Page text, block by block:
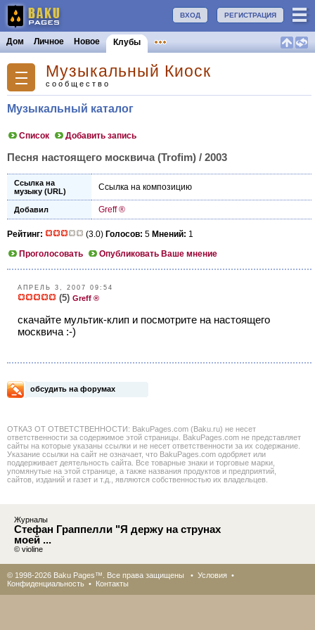
РЕГИСТРАЦИЯ
ВХОД
Дом Личное Новое Клубы
Музыкальный Киоск
сообщество
Музыкальный каталог
Список Добавить запись
Песня настоящего москвича (Trofim) / 2003
Ссылка на
музыку (URL)
Ссылка на композицию
Добавил Greff ®
Рейтинг: (3.0) Голосов: 5 Мнений: 1
Проголосовать
Опубликовать Ваше мнение
АПРЕЛЬ 3, 2007 09:54
(5) Greff ®
скачайте мультик-клип и посмотрите на настоящего
москвича :-)
обсудить на форумах
ОТКАЗ ОТ ОТВЕТСТВЕННОСТИ: BakuPages.com (Baku.ru) не несет
ответственности за содержимое этой страницы. BakuPages.com не представляет
сайты на которые указаны ссылки и не несет ответственности за их содержание.
Указание ссылки на сайт не означает, что BakuPages.com одобряет или
поддерживает деятельность сайта. Все товарные знаки и торговые марки,
упомянутые на этой странице, а также названия продуктов и предприятий,
сайтов, изданий и газет и т.д., являются собственностью их владельцев.
Журналы
Стефан Граппелли "Я держу на струнах
моей ...
© violine
© 1998-2026 Baku Pages™. Все права защищены • Условия •
Конфиденциальность • Контакты